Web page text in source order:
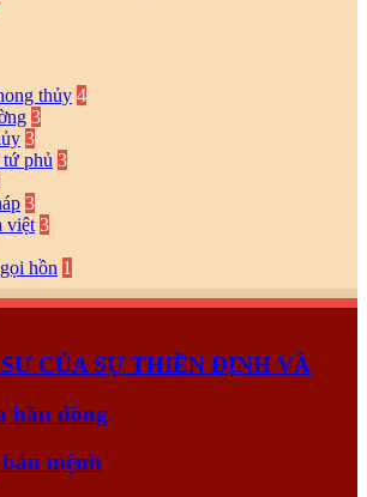
thủy 4
3
3
tứ phủ 3
3
việt 3
hồn 1
CỦA SỰ THIỀN ĐỊNH VÀ
hầu đồng
mệnh